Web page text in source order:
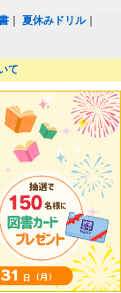
｜夏休みドリル｜
て